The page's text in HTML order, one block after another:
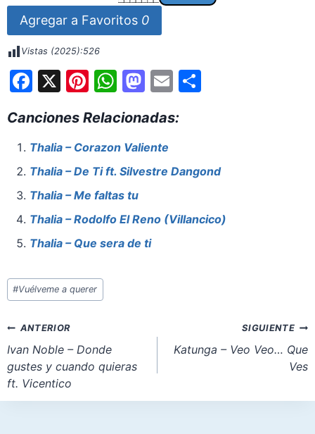
Agregar a Favoritos 0
Vistas (2025):526
F
c
e
b
o
o
k
X Pi
er
e
st
W
at
s
A
p
p
M
st
o
d
n
E
ai
S
Canciones Relacionadas:
Thalia – Corazon Valiente
Thalia – De Ti ft. Silvestre Dangond
Thalia – Me faltas tu
Thalia – Rodolfo El Reno (Villancico)
Thalia – Que sera de ti
Etiquetas
de
entrada:
#Vuélveme a querer
Navegación
de
entradas
ANTERIOR
Ivan Noble – Donde
gustes y cuando quieras
ft. Vicentico
SIGUIENTE
Katunga – Veo Veo… Que
Ves